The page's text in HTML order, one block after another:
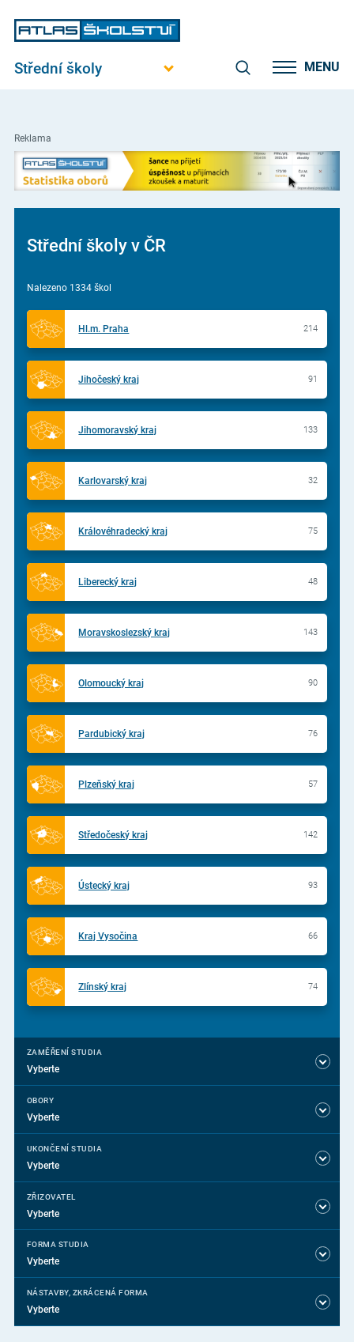
Střední školy MENU
Reklama
Střední školy v ČR
Nalezeno 1334 škol
Hl.m. Praha 214
Jihočeský kraj 91
Jihomoravský kraj 133
Karlovarský kraj 32
Královéhradecký kraj 75
Liberecký kraj 48
Moravskoslezský kraj 143
Olomoucký kraj 90
Pardubický kraj 76
Plzeňský kraj 57
Středočeský kraj 142
Ústecký kraj 93
Kraj Vysočina 66
Zlínský kraj 74
ZAMĚŘENÍ STUDIA
Vyberte
OBORY
Vyberte
UKONČENÍ STUDIA
Vyberte
ZŘIZOVATEL
Vyberte
FORMA STUDIA
Vyberte
NÁSTAVBY, ZKRÁCENÁ FORMA
Vyberte